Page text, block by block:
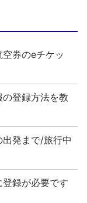
券のeチケッ
登録方法を教
発まで/旅行中
録が必要です